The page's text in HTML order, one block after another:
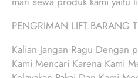
PENGRIMAN LIFT BARANG
Kalian Jangan Ragu Dengan
Kami Mencari Karena Kami